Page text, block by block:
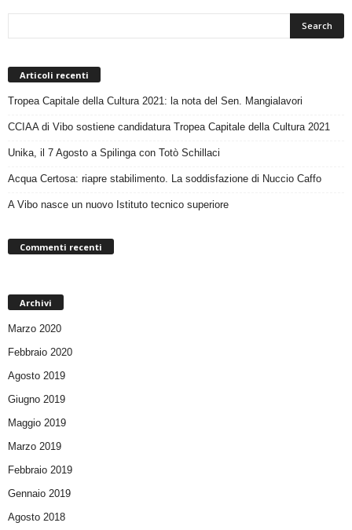
Articoli recenti
Tropea Capitale della Cultura 2021: la nota del Sen. Mangialavori
CCIAA di Vibo sostiene candidatura Tropea Capitale della Cultura 2021
Unika, il 7 Agosto a Spilinga con Totò Schillaci
Acqua Certosa: riapre stabilimento. La soddisfazione di Nuccio Caffo
A Vibo nasce un nuovo Istituto tecnico superiore
Commenti recenti
Archivi
Marzo 2020
Febbraio 2020
Agosto 2019
Giugno 2019
Maggio 2019
Marzo 2019
Febbraio 2019
Gennaio 2019
Agosto 2018